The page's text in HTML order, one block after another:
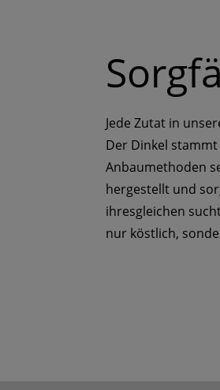
Jede Zutat in
Der Dinkel
Anbaumethoden
hergestellt und
ihresgleichen
nur köstlich,